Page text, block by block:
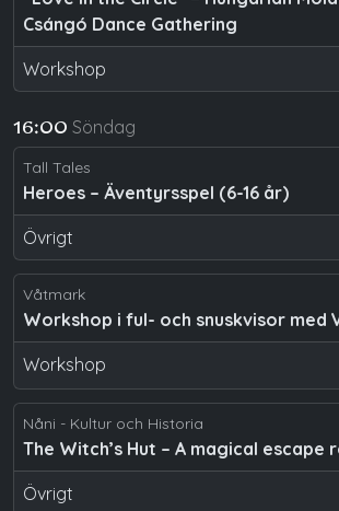
Csángó Dance Gathering
Workshop
16:00 Söndag
Tall Tales
Heroes – Äventyrsspel (6-16 år)
Övrigt
Våtmark
Workshop i ful- och snuskvisor med
Workshop
Nåni - Kultur och Historia
The Witch’s Hut – A magical escape
Övrigt